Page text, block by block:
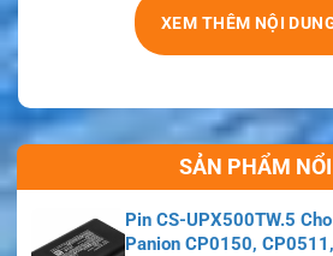
XEM THÊM NỘI
SẢN PHẨM
Pin CS-UPX500TW.5
Panion CP0150,